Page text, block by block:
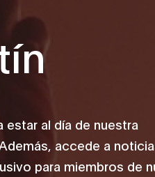
estar al día de nuestra
accede a
para miembros de